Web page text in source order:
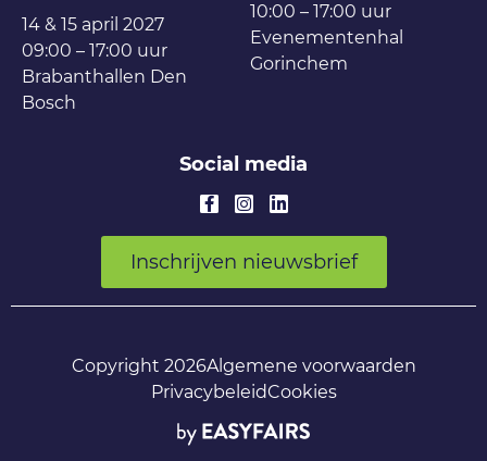
14 & 15 april 2027
09:00 – 17:00 uur
Brabanthallen Den
Bosch
10:00 – 17:00 uur
Evenementenhal
Gorinchem
Social media
Inschrijven nieuwsbrief
Copyright 2026Algemene voorwaarden
PrivacybeleidCookies